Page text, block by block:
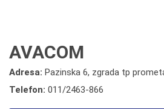
AVACOM
Adresa: Pazinska 6, zgrada tp
Telefon: 011/2463-866